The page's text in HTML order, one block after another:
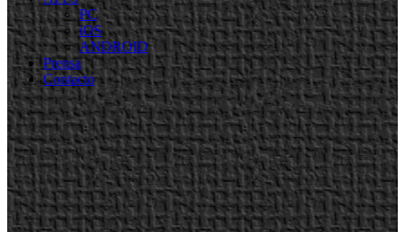
PC
iOS
ANDROID
Prensa
Contacto